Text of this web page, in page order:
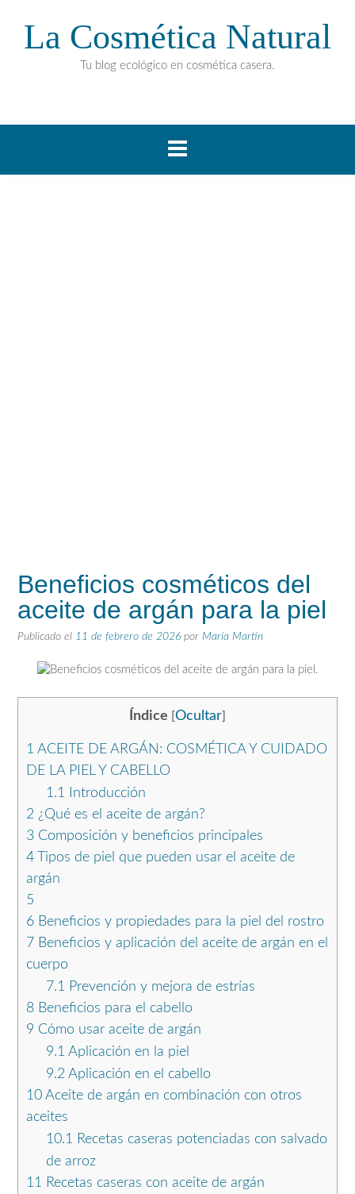
La Cosmética Natural
Tu blog ecológico en cosmética casera.
Beneficios cosméticos del
aceite de argán para la piel
Publicado el 11 de febrero de 2026 por María Martín
Índice [Ocultar]
1 ACEITE DE ARGÁN: COSMÉTICA Y CUIDADO
DE LA PIEL Y CABELLO
1.1
Introducción
2 ¿Qué es el aceite de argán?
3 Composición y beneficios principales
4 Tipos de piel que pueden usar el aceite de
argán
5
6 Beneficios y propiedades para la piel del rostro
7 Beneficios y aplicación del aceite de argán en el
cuerpo
7.1
Prevención y mejora de estrías
8 Beneficios para el cabello
9 Cómo usar aceite de argán
9.1 Aplicación en la piel
9.2 Aplicación en el cabello
10 Aceite de argán en combinación con otros
aceites
10.1
Recetas caseras potenciadas con salvado
de arroz
11
Recetas caseras con aceite de argán